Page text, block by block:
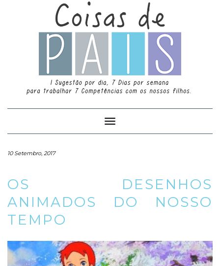
Toggle
Navigation
10 Setembro, 2017
OS DESENHOS
ANIMADOS DO NOSSO
TEMPO